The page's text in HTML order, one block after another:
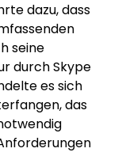
dazu, dass
seine
durch Skype
es sich
das